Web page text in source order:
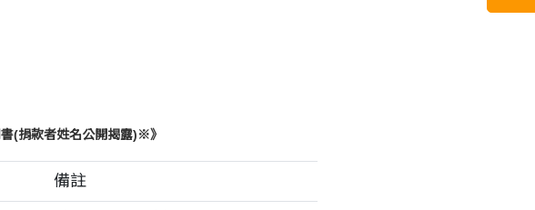
(捐款者姓名公開揭露)※》
備註